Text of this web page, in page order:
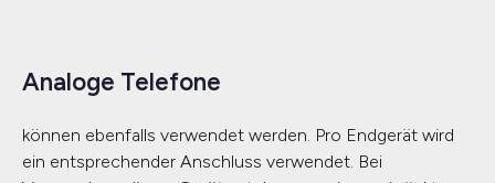
Analoge Telefone
können ebenfalls verwendet werden. Pro Endgerät wird
ein entsprechender Anschluss verwendet. Bei